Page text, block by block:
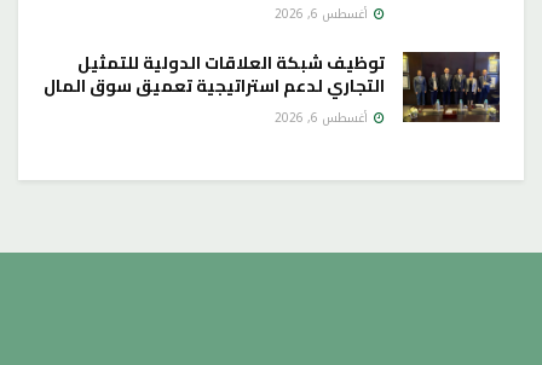
أغسطس 6, 2026
توظيف شبكة العلاقات الدولية للتمثيل
التجاري لدعم استراتيجية تعميق سوق المال
أغسطس 6, 2026